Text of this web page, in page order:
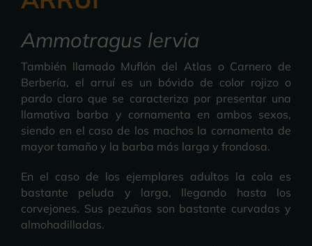
Ammotragus lervia
También llamado Muflón del Atlas o Carnero de
Berbería, el arruí es un bóvido de color rojizo o
pardo claro que se caracteriza por presentar una
llamativa barba y cornamenta en ambos sexos,
siendo en el caso de los machos la cornamenta de
mayor tamaño y la barba más larga y frondosa.
En el caso de los ejemplares adultos la cola es
bastante peluda y larga, llegando hasta los
corvejones. Sus pezuñas son bastante curvadas y
almohadilladas.